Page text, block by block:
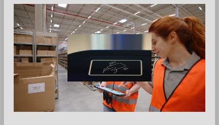
Zum Merkzettel hinzufügen
Einzelteile Farbe: schwarz
Halterung Payment
Halterungen